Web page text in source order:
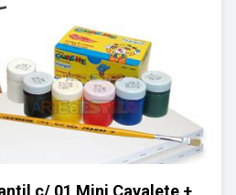
c/ 01 Mini Cavalete +